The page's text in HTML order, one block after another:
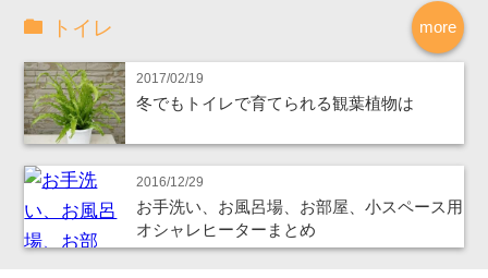
more
トイレ
2017/02/19
冬でもトイレで育てられる観葉植物は
2016/12/29
お手洗い、お風呂場、お部屋、小スペース用
オシャレヒーターまとめ